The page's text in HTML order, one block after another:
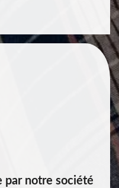
par notre société